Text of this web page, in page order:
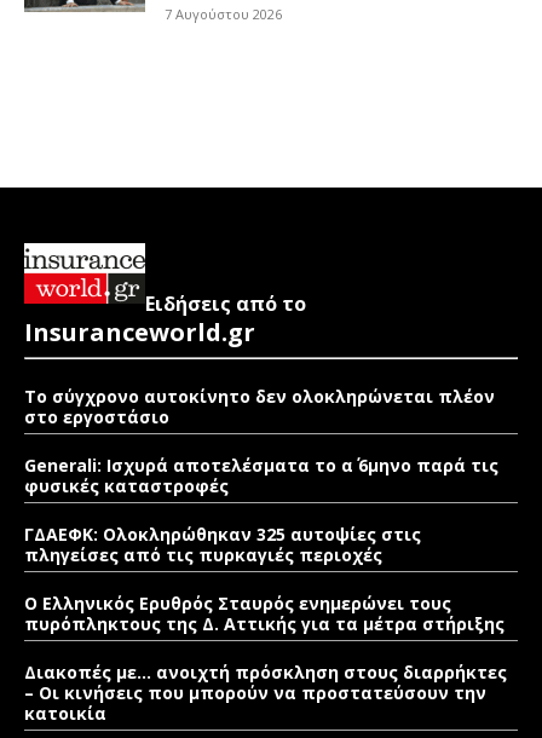
7 Αυγούστου 2026
Ειδήσεις από το
Insuranceworld.gr
Το σύγχρονο αυτοκίνητο δεν ολοκληρώνεται πλέον
στο εργοστάσιο
Generali: Ισχυρά αποτελέσματα το α΄ 6μηνο παρά τις
φυσικές καταστροφές
ΓΔΑΕΦΚ: Ολοκληρώθηκαν 325 αυτοψίες στις
πληγείσες από τις πυρκαγιές περιοχές
Ο Ελληνικός Ερυθρός Σταυρός ενημερώνει τους
πυρόπληκτους της Δ. Αττικής για τα μέτρα στήριξης
Διακοπές με… ανοιχτή πρόσκληση στους διαρρήκτες
– Οι κινήσεις που μπορούν να προστατεύσουν την
κατοικία